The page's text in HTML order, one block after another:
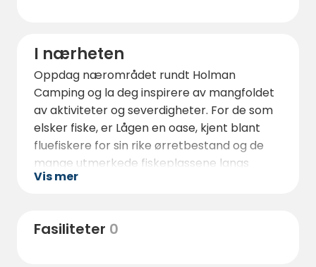
I nærheten
Oppdag nærområdet rundt Holman
Camping og la deg inspirere av mangfoldet
av aktiviteter og severdigheter. For de som
elsker fiske, er Lågen en oase, kjent blant
fluefiskere for sin rike ørretbestand og de
mange utmerkede fiskeplassene langs
elven. Følg vår tilrettelagte tursti langs
Ved Wårviken kan du ta en naturskjønn
Vis mer
Fasiliteter 0